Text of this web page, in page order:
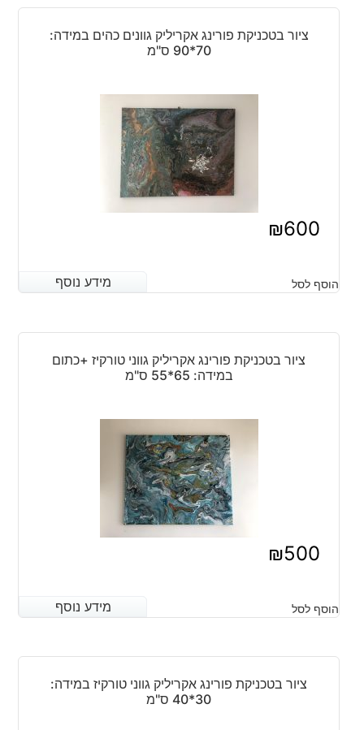
ציור בטכניקת פורינג אקריליק גוונים כהים במידה:
70*90 ס"מ
₪600
מידע נוסף הוסף לסל מידע נוסף
ציור בטכניקת פורינג אקריליק גווני טורקיז +כתום
במידה: 65*55 ס"מ
₪500
מידע נוסף הוסף לסל מידע נוסף
ציור בטכניקת פורינג אקריליק גווני טורקיז במידה:
30*40 ס"מ